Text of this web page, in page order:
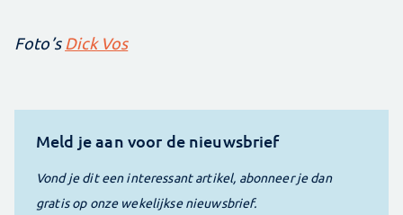
Foto’s Dick Vos
Meld je aan voor de nieuwsbrief
Vond je dit een interessant artikel, abonneer je dan
gratis op onze wekelijkse nieuwsbrief.